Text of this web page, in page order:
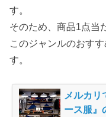
す。
そのため、商品1点当
このジャンルのおす
す。
メルカリ
ース服』